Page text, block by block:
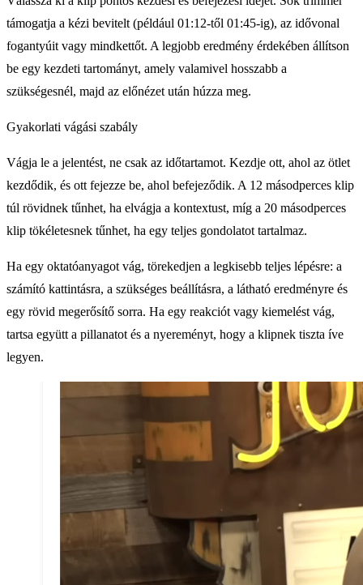
támogatja a kézi bevitelt (például 01:12-től 01:45-ig), az idővonal
fogantyúit vagy mindkettőt. A legjobb eredmény érdekében állítson
be egy kezdeti tartományt, amely valamivel hosszabb a
szükségesnél, majd az előnézet után húzza meg.
Gyakorlati vágási szabály
Vágja le a jelentést, ne csak az időtartamot. Kezdje ott, ahol az ötlet
kezdődik, és ott fejezze be, ahol befejeződik. A 12 másodperces klip
túl rövidnek tűnhet, ha elvágja a kontextust, míg a 20 másodperces
klip tökéletesnek tűnhet, ha egy teljes gondolatot tartalmaz.
Ha egy oktatóanyagot vág, törekedjen a legkisebb teljes lépésre: a
számító kattintásra, a szükséges beállításra, a látható eredményre és
egy rövid megerősítő sorra. Ha egy reakciót vagy kiemelést vág,
tartsa együtt a pillanatot és a nyereményt, hogy a klipnek tiszta íve
legyen.